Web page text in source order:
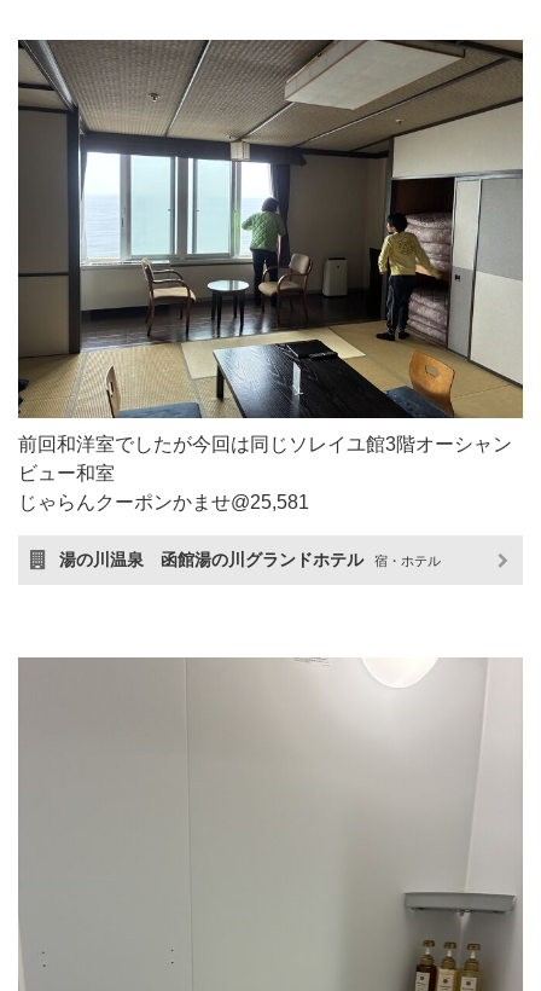
前回和洋室でしたが今回は同じソレイユ館3階オーシャン
ビュー和室
じゃらんクーポンかませ@25,581
湯の川温泉 函館湯の川グランドホテル 宿・ホテル